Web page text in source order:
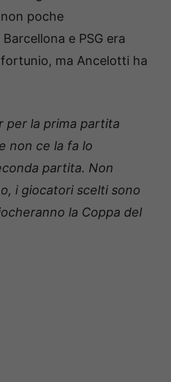
poche
e PSG era
ma Ancelotti ha
per la prima partita
non ce la fa lo
partita. Non
i giocatori scelti sono
la Coppa del